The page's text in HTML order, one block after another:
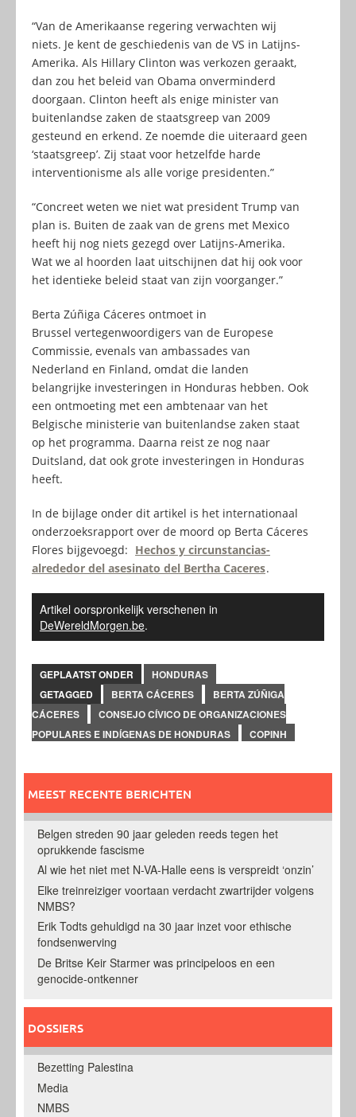
“Van de Amerikaanse regering verwachten wij
niets. Je kent de geschiedenis van de VS in Latijns-
Amerika. Als Hillary Clinton was verkozen geraakt,
dan zou het beleid van Obama onverminderd
doorgaan. Clinton heeft als enige minister van
buitenlandse zaken de staatsgreep van 2009
gesteund en erkend. Ze noemde die uiteraard geen
‘staatsgreep’. Zij staat voor hetzelfde harde
interventionisme als alle vorige presidenten.”
“Concreet weten we niet wat president Trump van
plan is. Buiten de zaak van de grens met Mexico
heeft hij nog niets gezegd over Latijns-Amerika.
Wat we al hoorden laat uitschijnen dat hij ook voor
het identieke beleid staat van zijn voorganger.”
Berta Zúñiga Cáceres ontmoet in
Brussel vertegenwoordigers van de Europese
Commissie, evenals van ambassades van
Nederland en Finland, omdat die landen
belangrijke investeringen in Honduras hebben. Ook
een ontmoeting met een ambtenaar van het
Belgische ministerie van buitenlandse zaken staat
op het programma. Daarna reist ze nog naar
Duitsland, dat ook grote investeringen in Honduras
heeft.
In de bijlage onder dit artikel is het internationaal
onderzoeksrapport over de moord op Berta Cáceres
Flores bijgevoegd: Hechos y circunstancias-
alrededor del asesinato del Bertha Caceres.
Artikel oorspronkelijk verschenen in
DeWereldMorgen.be.
GEPLAATST ONDER
HONDURAS
GETAGGED
BERTA CÁCERES
BERTA ZÚÑIGA
CÁCERES
CONSEJO CÍVICO DE ORGANIZACIONES
POPULARES E INDÍGENAS DE HONDURAS
COPINH
MEEST RECENTE BERICHTEN
Belgen streden 90 jaar geleden reeds tegen het
oprukkende fascisme
Al wie het niet met N-VA-Halle eens is verspreidt ‘onzin’
Elke treinreiziger voortaan verdacht zwartrijder volgens
NMBS?
Erik Todts gehuldigd na 30 jaar inzet voor ethische
fondsenwerving
De Britse Keir Starmer was principeloos en een
genocide-ontkenner
DOSSIERS
Bezetting Palestina
Media
NMBS